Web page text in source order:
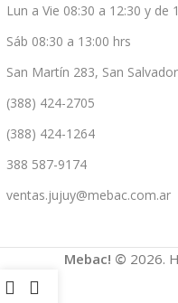
Lun a Vie 08:30 a 12:30 y de
Sáb 08:30 a 13:00 hrs
San Martín 283, San
(388) 424-2705
(388) 424-1264
388 587-9174
ventas.jujuy@mebac.com.ar
Mebac! © 2026.